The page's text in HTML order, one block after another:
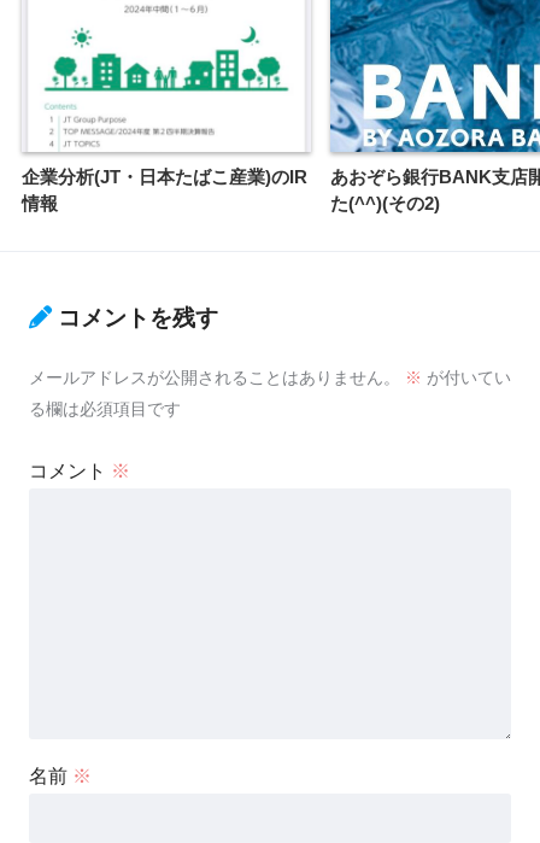
企業分析(JT・日本たばこ産業)のIR
情報
あおぞら銀行BANK支店
た(^^)(その2)
コメントを残す
メールアドレスが公開されることはありません。 ※ が付いてい
る欄は必須項目です
コメント ※
名前 ※